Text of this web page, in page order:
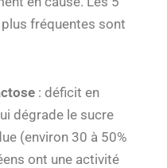
fréquentes sont
: déficit en
dégrade le sucre
(environ 30 à 50%
ont une activité